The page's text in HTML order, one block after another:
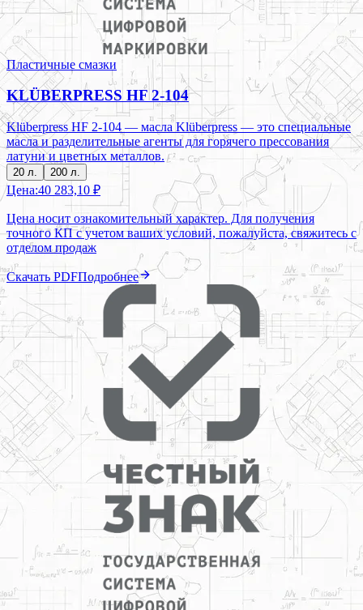
Пластичные смазки
KLÜBERPRESS HF 2-104
Klüberpress HF 2-104 — масла Klüberpress — это специальные
масла и разделительные агенты для горячего прессования
латуни и цветных металлов.
20 л. 200 л.
Цена:40 283,10 ₽
Цена носит ознакомительный характер. Для получения
точного КП с учетом ваших условий, пожалуйста, свяжитесь с
отделом продаж
Скачать PDFПодробнее